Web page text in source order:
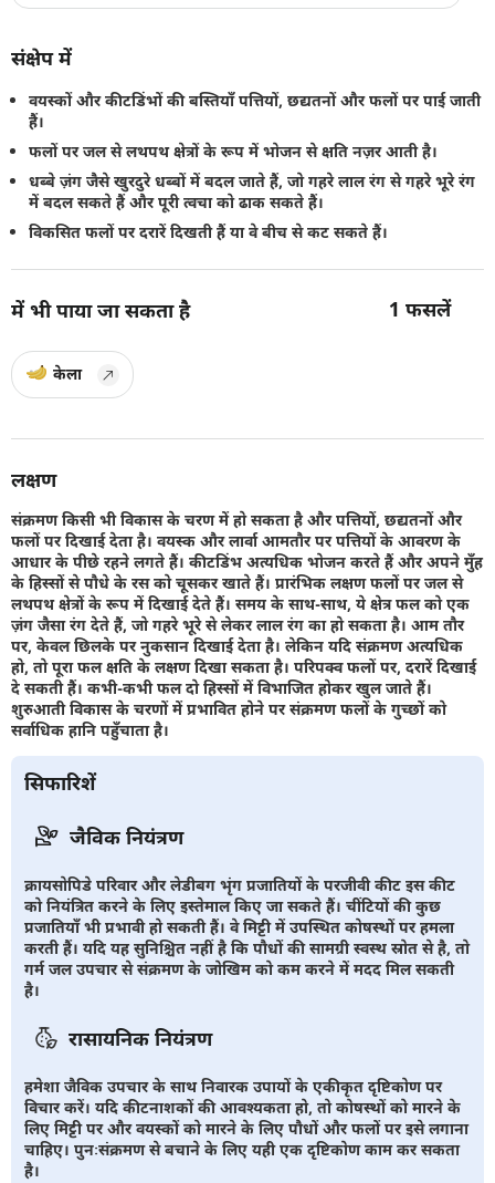
संक्षेप में
वयस्कों और कीटडिंभों की बस्तियाँ पत्तियों, छद्यतनों और फलों पर पाई जाती
हैं।
फलों पर जल से लथपथ क्षेत्रों के रूप में भोजन से क्षति नज़र आती है।
धब्बे ज़ंग जैसे खुरदुरे धब्बों में बदल जाते हैं, जो गहरे लाल रंग से गहरे भूरे रंग
में बदल सकते हैं और पूरी त्वचा को ढाक सकते हैं।
विकसित फलों पर दरारें दिखती हैं या वे बीच से कट सकते हैं।
में भी पाया जा सकता है 1 फसलें
केला
लक्षण
संक्रमण किसी भी विकास के चरण में हो सकता है और पत्तियों, छद्यतनों और
फलों पर दिखाई देता है। वयस्क और लार्वा आमतौर पर पत्तियों के आवरण के
आधार के पीछे रहने लगते हैं। कीटडिंभ अत्यधिक भोजन करते हैं और अपने मुँह
के हिस्सों से पौधे के रस को चूसकर खाते हैं। प्रारंभिक लक्षण फलों पर जल से
लथपथ क्षेत्रों के रूप में दिखाई देते हैं। समय के साथ-साथ, ये क्षेत्र फल को एक
ज़ंग जैसा रंग देते हैं, जो गहरे भूरे से लेकर लाल रंग का हो सकता है। आम तौर
पर, केवल छिलके पर नुकसान दिखाई देता है। लेकिन यदि संक्रमण अत्यधिक
हो, तो पूरा फल क्षति के लक्षण दिखा सकता है। परिपक्व फलों पर, दरारें दिखाई
दे सकती हैं। कभी-कभी फल दो हिस्सों में विभाजित होकर खुल जाते हैं।
शुरुआती विकास के चरणों में प्रभावित होने पर संक्रमण फलों के गुच्छों को
सर्वाधिक हानि पहुँचाता है।
सिफारिशें
जैविक नियंत्रण
क्रायसोपिडे परिवार और लेडीबग भृंग प्रजातियों के परजीवी कीट इस कीट
को नियंत्रित करने के लिए इस्तेमाल किए जा सकते हैं। चींटियों की कुछ
प्रजातियाँ भी प्रभावी हो सकती हैं। वे मिट्टी में उपस्थित कोषस्थों पर हमला
करती हैं। यदि यह सुनिश्चित नहीं है कि पौधों की सामग्री स्वस्थ स्रोत से है, तो
गर्म जल उपचार से संक्रमण के जोखिम को कम करने में मदद मिल सकती
है।
रासायनिक नियंत्रण
हमेशा जैविक उपचार के साथ निवारक उपायों के एकीकृत दृष्टिकोण पर
विचार करें। यदि कीटनाशकों की आवश्यकता हो, तो कोषस्थों को मारने के
लिए मिट्टी पर और वयस्कों को मारने के लिए पौधों और फलों पर इसे लगाना
चाहिए। पुनःसंक्रमण से बचाने के लिए यही एक दृष्टिकोण काम कर सकता
है।